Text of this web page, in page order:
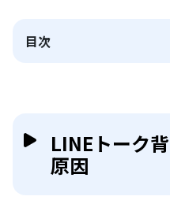
目次
LINEトーク
原因